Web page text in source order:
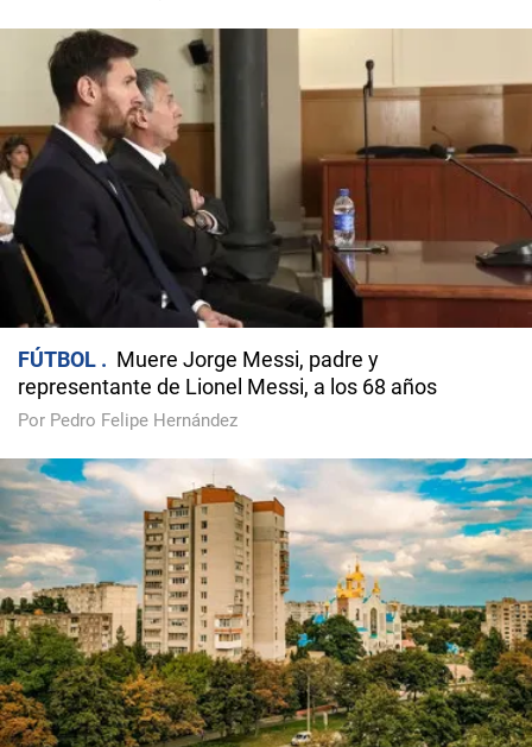
FÚTBOL
Muere Jorge Messi, padre y
representante de Lionel Messi, a los 68 años
Por Pedro Felipe Hernández